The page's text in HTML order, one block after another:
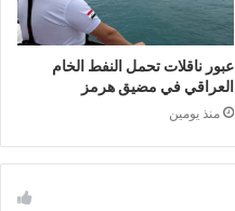
عبور ناقلات تحمل النفط الخام
العراقي في مضيق هرمز
منذ يومين